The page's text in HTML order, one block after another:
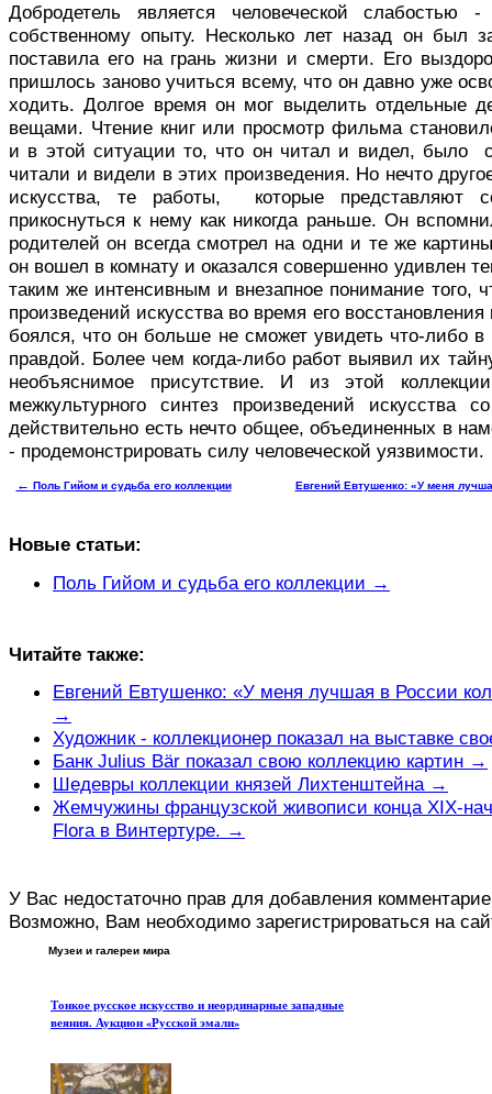
Добродетель является человеческой
собственному опыту. Несколько лет назад он был
поставила его на грань жизни и смерти. Его
пришлось заново учиться всему, что он давно уже
ходить. Долгое время он мог выделить отдельные
вещами. Чтение книг или просмотр фильма
и в этой ситуации то, что он читал и видел, было
читали и видели в этих произведения. Но нечто
искусства, те работы, которые представляют
прикоснуться к нему как никогда раньше. Он
родителей он всегда смотрел на одни и те же
он вошел в комнату и оказался совершенно удивлен
таким же интенсивным и внезапное понимание того,
произведений искусства во время его
боялся, что он больше не сможет увидеть что-либо
правдой. Более чем когда-либо работ выявил их
необъяснимое присутствие. И из этой
межкультурного синтез произведений искусства
действительно есть нечто общее, объединенных в
- продемонстрировать силу человеческой уязвимости.
← Поль Гийом и судьба его коллекции Евгений Евтушенко: «У меня
Новые статьи:
Поль Гийом и судьба его коллекции →
Читайте также:
Евгений Евтушенко: «У меня лучшая в России
→
Художник - коллекционер показал на выставке
Банк Julius Bär показал свою коллекцию картин →
Шедевры коллекции князей Лихтенштейна →
Жемчужины французской живописи конца XIX-
Flora в Винтертуре. →
У Вас недостаточно прав для добавления
Возможно, Вам необходимо зарегистрироваться на
Музеи и галереи мира
Тонкое русское искусство и неординарные западные
веяния. Аукцион «Русской эмали»